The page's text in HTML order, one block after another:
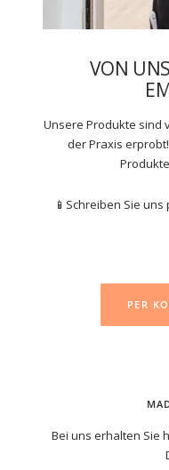
VON
Unsere Produkte sind
der Praxis
📱Schreiben Sie
PER
Bei uns erhalten Sie